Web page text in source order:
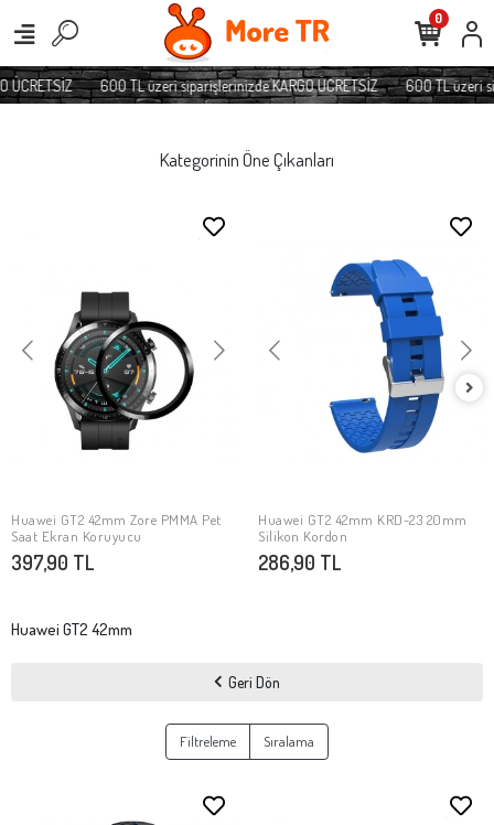
600 TL üzeri siparişlerinizde KARGO ÜCRETSİZ 600 TL üzeri
0
Kategorinin Öne Çıkanları
SEPETE EKLE
Huawei GT2 42mm Zore PMMA Pet
Saat Ekran Koruyucu
397,90 TL
SEPETE EKLE
Huawei GT2 42mm KRD-23 20mm
Silikon Kordon
286,90 TL
Huawei GT2 42mm
Geri Dön
Filtreleme Sıralama